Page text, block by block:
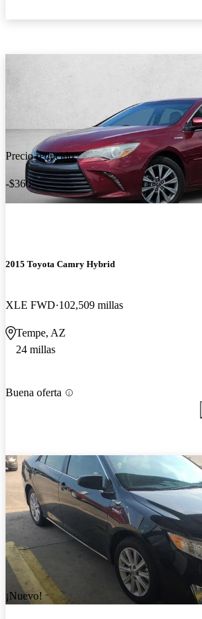
Precio reducido
-$360
2015 Toyota Camry Hybrid
XLE FWD 102,509 millas
Tempe, AZ
24 millas
Buena oferta
¡Nuevo!